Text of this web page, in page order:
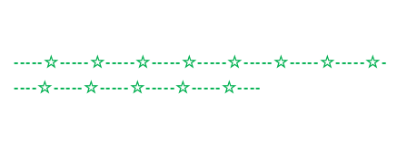
-----☆-----☆-----☆-----☆-----☆-----☆-----☆-----☆-
----☆-----☆-----☆-----☆-----☆----